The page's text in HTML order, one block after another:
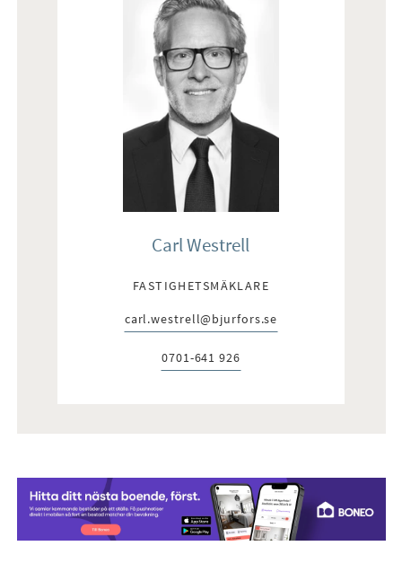
Carl Westrell
FASTIGHETSMÄKLARE
E-post:
carl.westrell@bjurfors.se
Telefon:
0701-641 926